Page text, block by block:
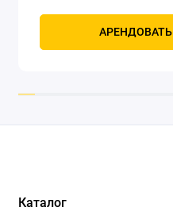
АРЕНДОВАТЬ
Каталог